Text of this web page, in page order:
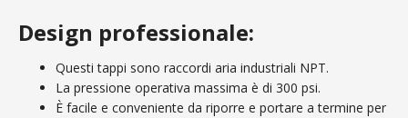
Design professionale:
Questi tappi sono raccordi aria industriali NPT.
La pressione operativa massima è di 300 psi.
È facile e conveniente da riporre e portare a termine per